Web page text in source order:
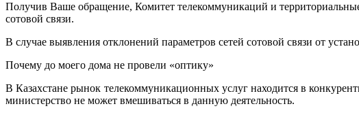
Получив Ваше обращение, Комитет телекоммуникаций и
сотовой связи.
В случае выявления отклонений параметров сетей сотовой связи от
Почему до моего дома не провели «оптику»
В Казахстане рынок телекоммуникационных услуг находится в
министерство не может вмешиваться в данную деятельность.